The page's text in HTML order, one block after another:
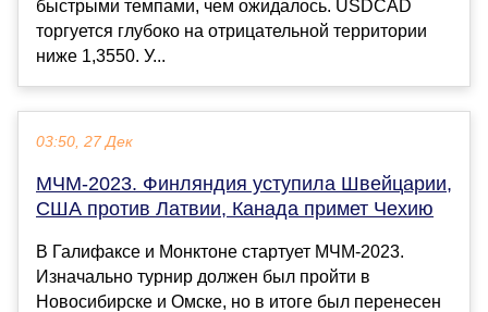
быстрыми темпами, чем ожидалось. USDCAD
торгуется глубоко на отрицательной территории
ниже 1,3550. У...
03:50, 27 Дек
МЧМ-2023. Финляндия уступила Швейцарии,
США против Латвии, Канада примет Чехию
В Галифаксе и Монктоне стартует МЧМ-2023.
Изначально турнир должен был пройти в
Новосибирске и Омске, но в итоге был перенесен